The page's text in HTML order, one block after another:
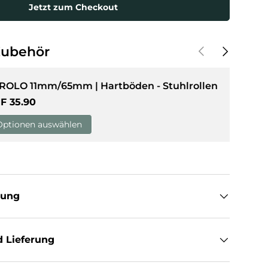
Jetzt zum Checkout
VorherigeNächste
11mm/65mm | Hartböden - Stuhlrollen
Preis
35.90
auswählen
Lieferung